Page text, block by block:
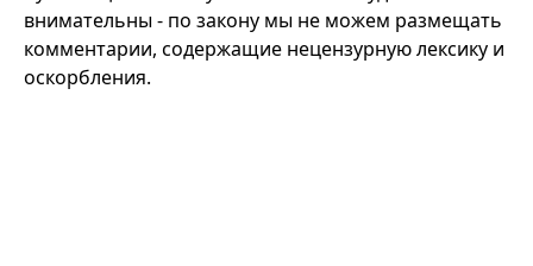
внимательны - по закону мы не можем размещать
комментарии, содержащие нецензурную лексику и
оскорбления.